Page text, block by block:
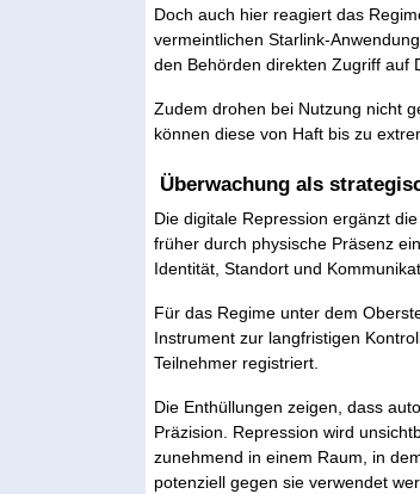
Doch auch hier reagiert das
vermeintlichen Starlink-
den Behörden direkten Zugriff auf
Zudem drohen bei Nutzung nicht
können diese von Haft bis zu
Überwachung als
Die digitale Repression ergänzt
früher durch physische Präsenz
Identität, Standort und
Für das Regime unter dem
Instrument zur langfristigen
Teilnehmer registriert.
Die Enthüllungen zeigen, dass
Präzision. Repression wird
zunehmend in einem Raum, in
potenziell gegen sie verwendet